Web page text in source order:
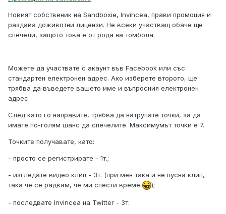
Новият собственик на Sandboxie, Invincea, прави промоция и
раздава доживотни лицензи. Не всеки участващ обаче ще
спечели, защото това е от рода на томбола.
Можете да участвате с акаунт във Facebook или със
стандартен електронен адрес. Ако изберете второто, ще
трябва да въведете вашето име и въпросния електронен
адрес.
След като го направите, трябва да натрупате точки, за да
имате по-голям шанс да спечелите. Максимумът точки е 7.
Точките получавате, като:
- просто се регистрирате - 1т.;
- изгледате видео клип - 3т. (при мен така и не пусна клип,
така че се радвам, че ми спести време
);
- последвате Invincea на Twitter - 3т.